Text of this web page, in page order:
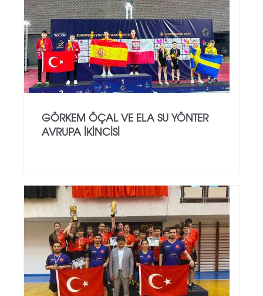
GÖRKEM ÖÇAL VE ELA SU YÖNTER
AVRUPA İKINCISI